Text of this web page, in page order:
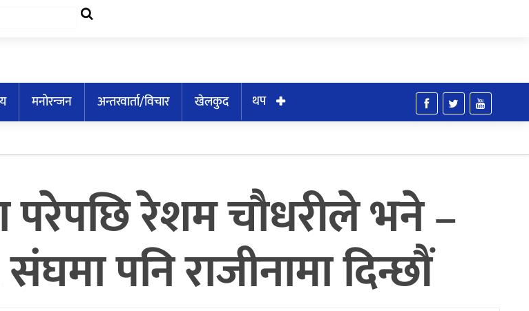
मनोरन्जन अन्तरवार्ता/विचार खेलकुद
थप
परेपछि रेशम चौधरीले भने –
संघमा पनि राजीनामा दिन्छौं